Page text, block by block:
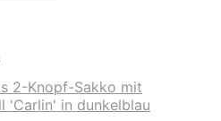
auf.
Die
Optionen